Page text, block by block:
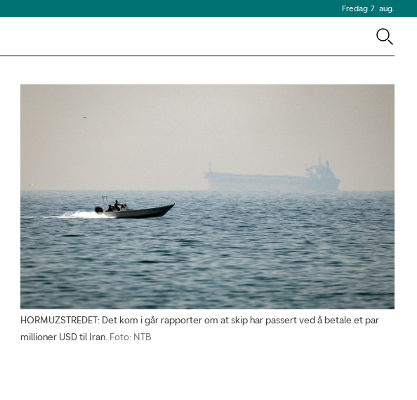
Fredag 7. aug.
HORMUZSTREDET: Det kom i går rapporter om at skip har passert ved å betale et par
millioner USD til Iran. Foto: NTB